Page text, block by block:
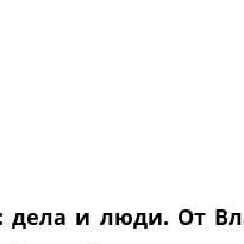
и люди. От